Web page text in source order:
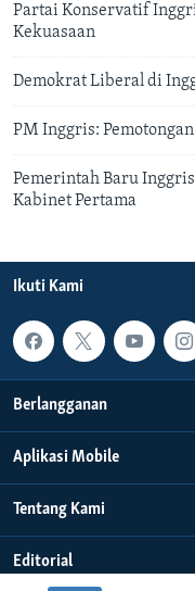
Partai Konservatif
Kekuasaan
Demokrat Liberal di
PM Inggris:
Pemerintah Baru
Kabinet Pertama
Ikuti Kami
Berlangganan
Aplikasi Mobile
Tentang Kami
Editorial